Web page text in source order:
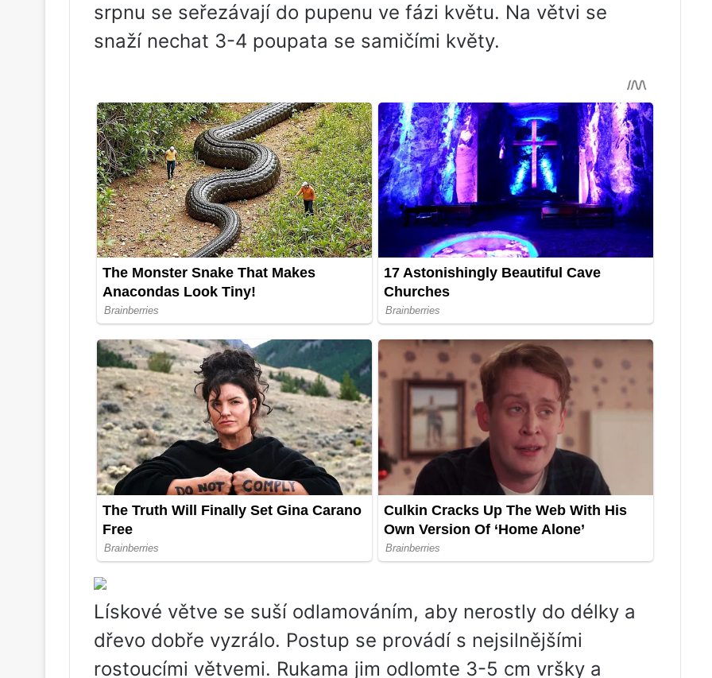
srpnu se seřezávají do pupenu ve fázi květu. Na větvi se
snaží nechat 3-4 poupata se samičími květy.
Lískové větve se suší odlamováním, aby nerostly do délky a
dřevo dobře vyzrálo. Postup se provádí s nejsilnějšími
rostoucími větvemi. Rukama jim odlomte 3-5 cm vršky a